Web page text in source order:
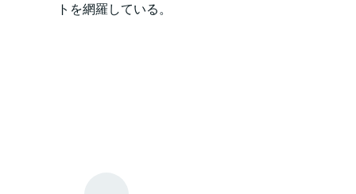
トを網羅している。